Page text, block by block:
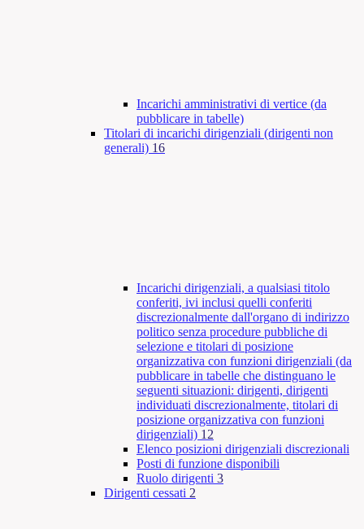
Incarichi amministrativi di vertice (da
pubblicare in tabelle)
Titolari di incarichi dirigenziali (dirigenti non
generali) 16
Incarichi dirigenziali, a qualsiasi titolo
conferiti, ivi inclusi quelli conferiti
discrezionalmente dall'organo di indirizzo
politico senza procedure pubbliche di
selezione e titolari di posizione
organizzativa con funzioni dirigenziali (da
pubblicare in tabelle che distinguano le
seguenti situazioni: dirigenti, dirigenti
individuati discrezionalmente, titolari di
posizione organizzativa con funzioni
dirigenziali) 12
Elenco posizioni dirigenziali discrezionali
Posti di funzione disponibili
Ruolo dirigenti 3
Dirigenti cessati 2